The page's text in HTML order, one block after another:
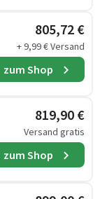
805,72 €
+ 9,99 € Versand
zum Shop
819,90 €
Versand gratis
zum Shop